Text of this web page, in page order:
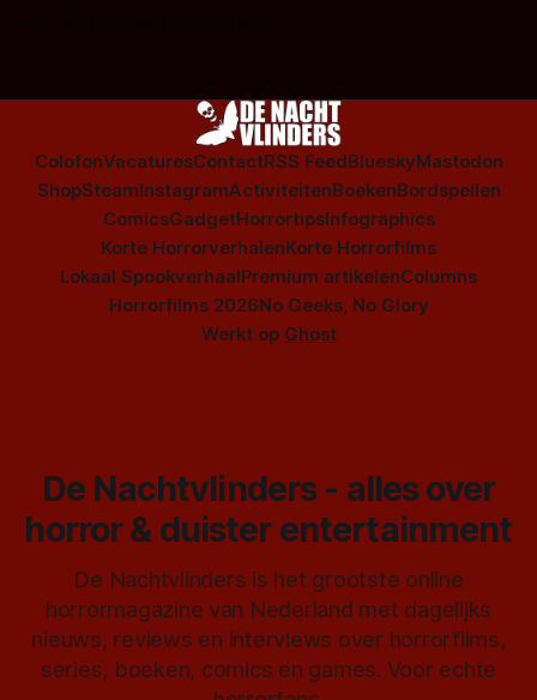
ColofonVacaturesContactRSS FeedBlueskyMastodon
ShopSteamInstagramActiviteitenBoekenBordspellen
ComicsGadgetHorrortipsInfographics
Korte HorrorverhalenKorte Horrorfilms
Lokaal SpookverhaalPremium artikelenColumns
Horrorfilms 2026No Geeks, No Glory
Werkt op Ghost
De Nachtvlinders - alles over
horror & duister entertainment
De Nachtvlinders is het grootste online
horrormagazine van Nederland met dagelijks
nieuws, reviews en interviews over horrorfilms,
series, boeken, comics en games. Voor echte